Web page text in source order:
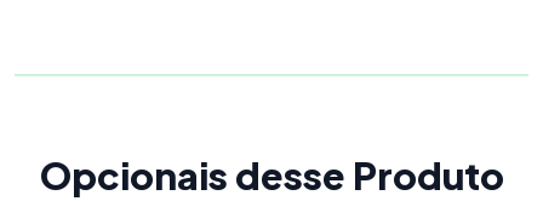
Opcionais desse Produto